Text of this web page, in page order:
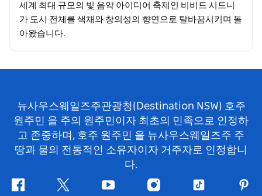
세계 최대 규모의 빛 음악 아이디어 축제인 비비드 시드니
가 도시 전체를 색채와 창의성의 향연으로 탈바꿈시키며 돌
아왔습니다.
뉴사우스웨일즈주관광청(Destination NSW) 호주
원주민 을 주의 원주민이자 최초의 민족으로 인정하
고 존중하며, 호주 원주민 을 뉴사우스웨일즈주 주
땅과 물의 전통적인 소유자이자 거주자로 인정합니
다.
페
지
유
인
틱
핀